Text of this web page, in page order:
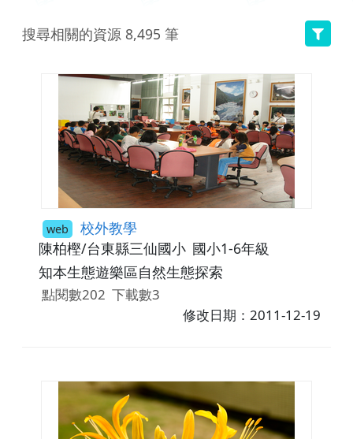
搜尋相關的資源 8,495 筆
web 校外教學
陳柏樫/台東縣三仙國小 國小1-6年級
知本生態遊樂區自然生態探索
點閱數202 下載數3
修改日期：2011-12-19